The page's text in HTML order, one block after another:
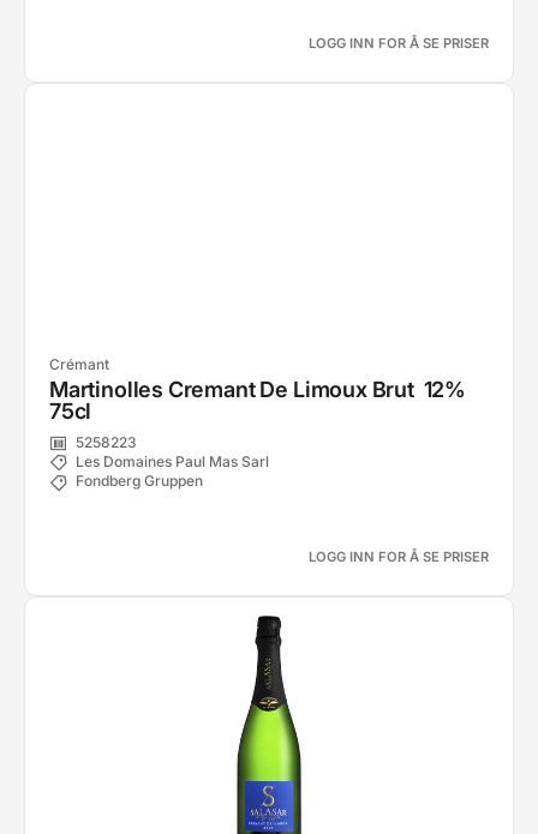
LOGG INN FOR Å SE PRISER
Crémant
Martinolles Cremant De Limoux Brut 12%
75cl
5258223
Les Domaines Paul Mas Sarl
Fondberg Gruppen
LOGG INN FOR Å SE PRISER